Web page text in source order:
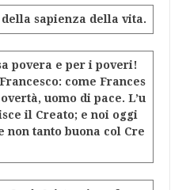
sapienza della vita.
povera e per i poveri!
come Frances
uomo di pace. L’u
il Creato; e noi oggi
non tanto buona col Cre